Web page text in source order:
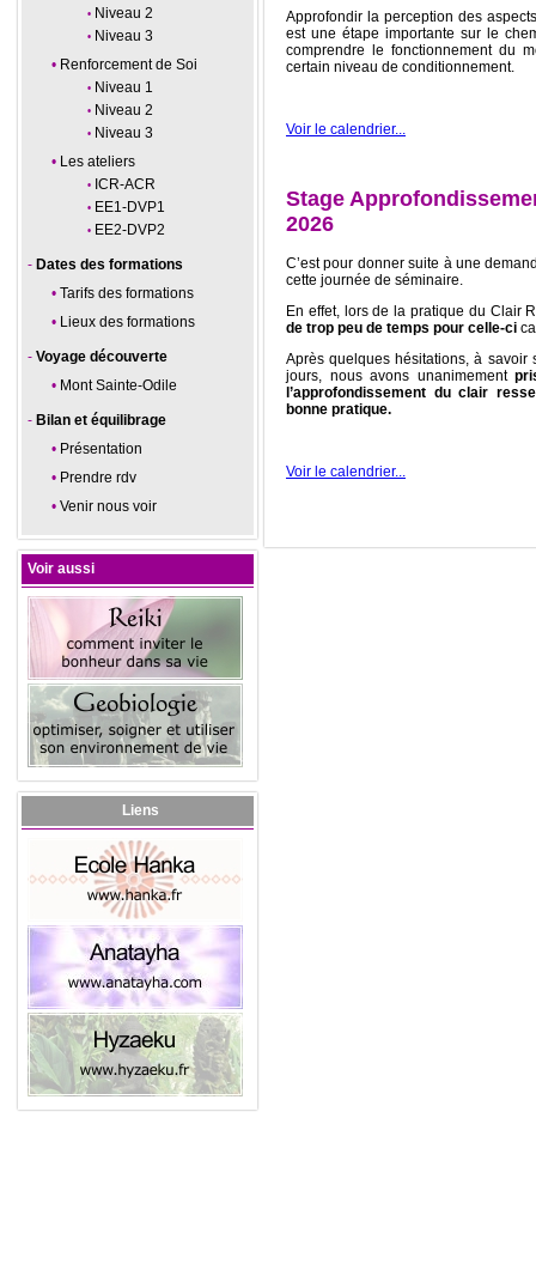
Niveau 2
Niveau 3
Renforcement de Soi
Niveau 1
Niveau 2
Niveau 3
Les ateliers
ICR-ACR
EE1-DVP1
EE2-DVP2
Dates des formations
Tarifs des formations
Lieux des formations
Voyage découverte
Mont Sainte-Odile
Bilan et équilibrage
Présentation
Prendre rdv
Venir nous voir
Voir aussi
Liens
Approfondir la perception des
est une étape importante sur le
comprendre le fonctionnement du
certain niveau de conditionnement.
Voir le calendrier...
Stage
2026
C’est pour donner suite à une
cette journée de séminaire.
En effet, lors de la pratique du Clair
de trop peu de temps pour celle-ci
Après quelques hésitations, à
jours, nous avons unanimement
l’approfondissement du clair
bonne pratique.
Voir le calendrier...